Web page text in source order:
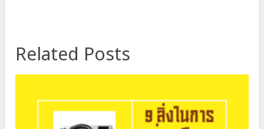
Related Posts